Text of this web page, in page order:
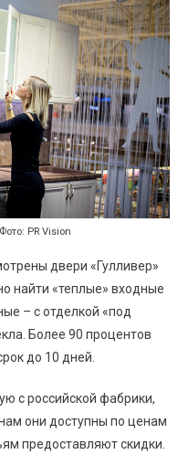
PR Vision
двери «Гулливер»
найти «теплые» входные
– с отделкой «под
Более 90 процентов
до 10 дней.
с российской фабрики,
они доступны по ценам
предоставляют скидки.